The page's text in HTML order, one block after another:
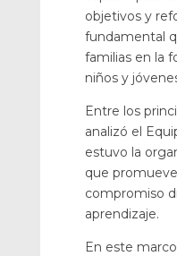
objetivos y
fundamental
familias en la
niños y
Entre los
analizó el
estuvo la
que
compromiso
aprendizaje.
En este